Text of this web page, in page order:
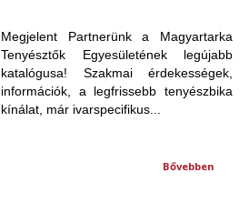
Megjelent Partnerünk a Magyartarka
Tenyésztők Egyesületének legújabb
katalógusa! Szakmai érdekességek,
információk, a legfrissebb tenyészbika
kínálat, már ivarspecifikus...
Bővebben